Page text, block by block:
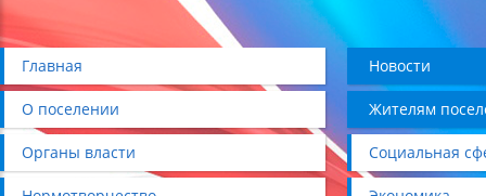
Главная Новости
О поселении Жителям
Органы власти Социальная